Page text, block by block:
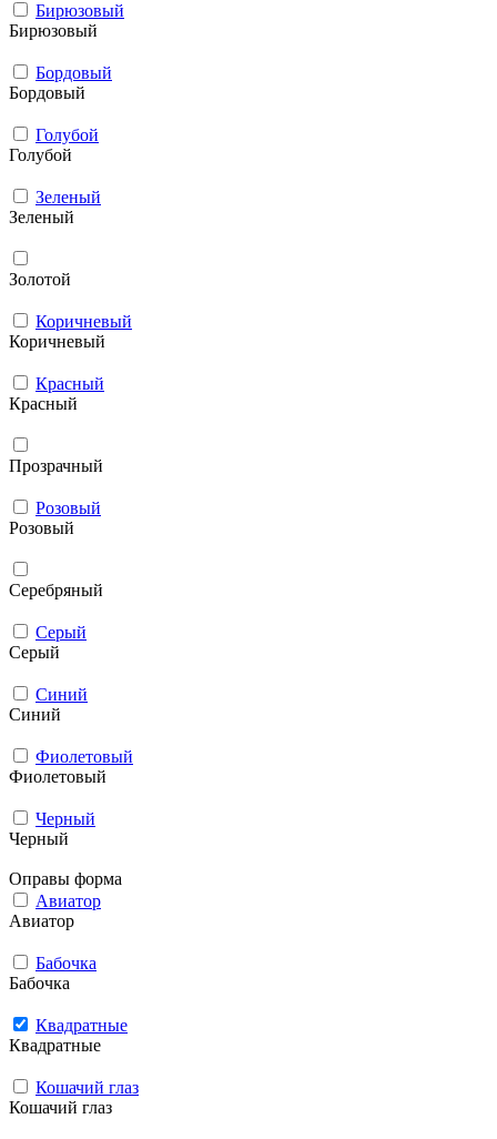
Бирюзовый
Бирюзовый
Бордовый
Бордовый
Голубой
Голубой
Зеленый
Зеленый
Золотой
Коричневый
Коричневый
Красный
Красный
Прозрачный
Розовый
Розовый
Серебряный
Серый
Серый
Синий
Синий
Фиолетовый
Фиолетовый
Черный
Черный
Оправы форма
Авиатор
Авиатор
Бабочка
Бабочка
Квадратные
Квадратные
Кошачий глаз
Кошачий глаз